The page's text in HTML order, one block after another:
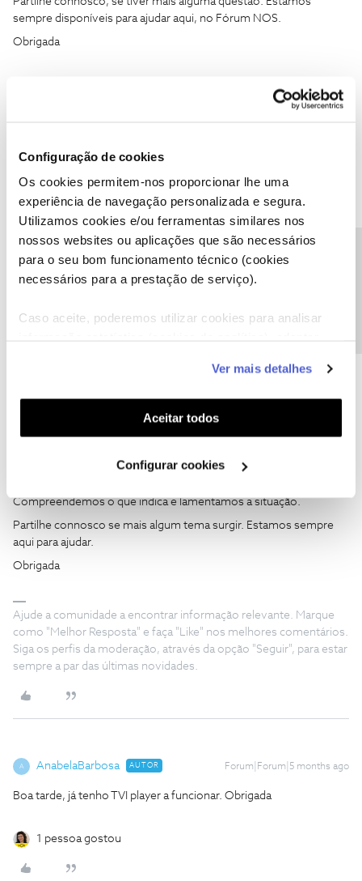
Configuração de cookies
Os cookies permitem-nos proporcionar lhe uma
experiência de navegação personalizada e segura.
Utilizamos cookies e/ou ferramentas similares nos
nossos websites ou aplicações que são necessários
para o seu bom funcionamento técnico (cookies
necessários para a prestação de serviço).
Caso aceite, poderemos utilizar cookies para analisar
funcionalidades (cookies de personalização e
funcionalidade) e adaptar anúncios aos seus interesses
(cookies de publicidade personalizada). Pode gerir a
utilização dos cookies clicando em "Configurar
Ver mais detalhes
Aceitar todos
Configurar cookies
sempre disponíveis para ajudar aqui, no Fórum NOS.
Obrigada
Ajude a comunidade a encontrar informação relevante. Marque
como "Melhor Resposta" e faça "Like" nos melhores comentários.
A AnabelaBarbosa AUTOR Forum|Forum|5 months ago
Boa noite, fico triste ao saber desta novidade. Era um dia canais
que costumava ver.
Atentamente.
Compreendemos o que indica e lamentamos a situação.
Partilhe connosco se mais algum tema surgir. Estamos sempre
aqui para ajudar.
Obrigada
Ajude a comunidade a encontrar informação relevante. Marque
como "Melhor Resposta" e faça "Like" nos melhores comentários.
Siga os perfis da moderação, através da opção "Seguir", para estar
sempre a par das últimas novidades.
A AnabelaBarbosa AUTOR Forum|Forum|5 months ago
Boa tarde, já tenho TVI player a funcionar. Obrigada
1 pessoa gostou